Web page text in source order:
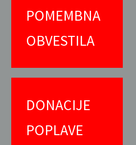
POMEMBNA
OBVESTILA
DONACIJE
POPLAVE